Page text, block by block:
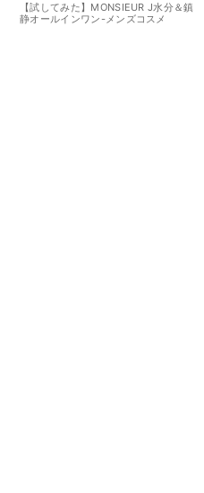
【試してみた】MONSIEUR J水分＆鎮
静オールインワン-メンズコスメ